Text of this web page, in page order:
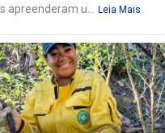
apreenderam u... Leia Mais